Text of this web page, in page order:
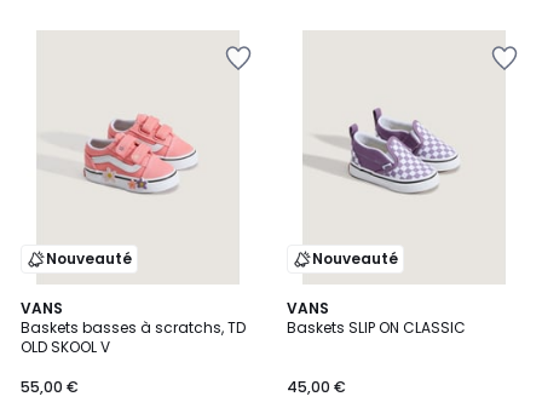
Nouveauté
VANS
Baskets basses à scratchs, TD
OLD SKOOL V
55,00 €
Nouveauté
VANS
Baskets SLIP ON CLASSIC
45,00 €